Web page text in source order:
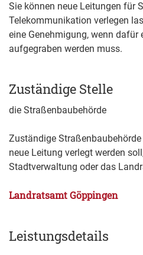
Sie können neue Leitungen für
Telekommunikation verlegen
eine Genehmigung, wenn
aufgegraben werden muss.
Zuständige Stelle
die Straßenbaubehörde
Zuständige
neue Leitung verlegt werden
Stadtverwaltung oder das
Landratsamt Göppingen
Leistungsdetails